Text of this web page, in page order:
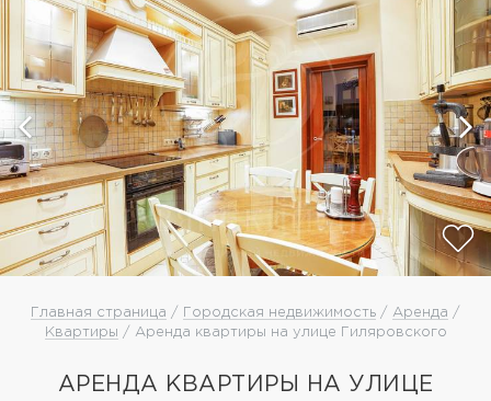
Главная страница / Городская недвижимость / Аренда /
Квартиры / Аренда квартиры на улице Гиляровского
АРЕНДА КВАРТИРЫ НА УЛИЦЕ